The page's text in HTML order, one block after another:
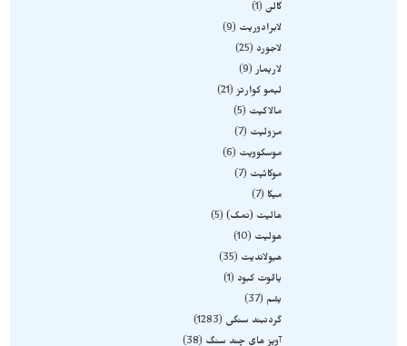
گالن 1
لابرادوریت
9
لاجورد
25
لاریمار 9
لیمو کوارتز 21
مالاکیت
5
مزولیت
7
موسکوویت
6
موکائیت
7
میکا
7
هالیت (نمک) 5
هولیت
10
هیولاندیت
35
یاقوت کبود
1
یشم
37
گردنبند سنگی
1283
آویز های چند سنگ
38